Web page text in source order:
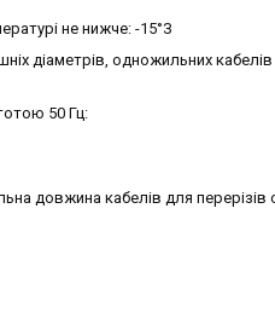
не нижче: -15°З
діаметрів, одножильних
50 Гц:
довжина кабелів для